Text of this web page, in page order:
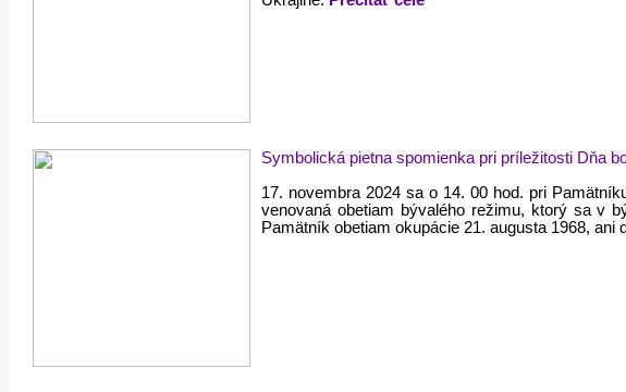
Symbolická pietna spomienka pri príležitosti Dňa
17. novembra 2024 sa o 14. 00 hod. pri
venovaná obetiam bývalého režimu, ktorý sa v
Pamätník obetiam okupácie 21. augusta 1968,